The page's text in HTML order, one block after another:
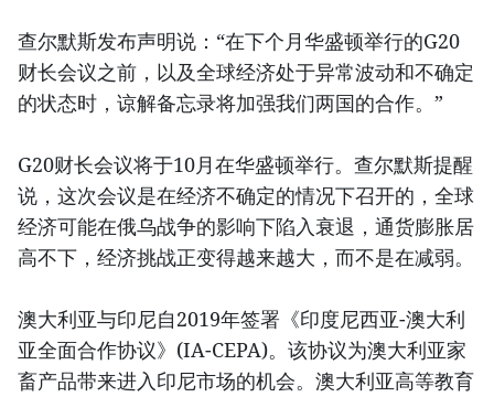
查尔默斯发布声明说：“在下个月华盛顿举行的G20
财长会议之前，以及全球经济处于异常波动和不确定
的状态时，谅解备忘录将加强我们两国的合作。”
G20财长会议将于10月在华盛顿举行。查尔默斯提醒
说，这次会议是在经济不确定的情况下召开的，全球
经济可能在俄乌战争的影响下陷入衰退，通货膨胀居
高不下，经济挑战正变得越来越大，而不是在减弱。
澳大利亚与印尼自2019年签署《印度尼西亚-澳大利
亚全面合作协议》(IA-CEPA)。该协议为澳大利亚家
畜产品带来进入印尼市场的机会。澳大利亚高等教育